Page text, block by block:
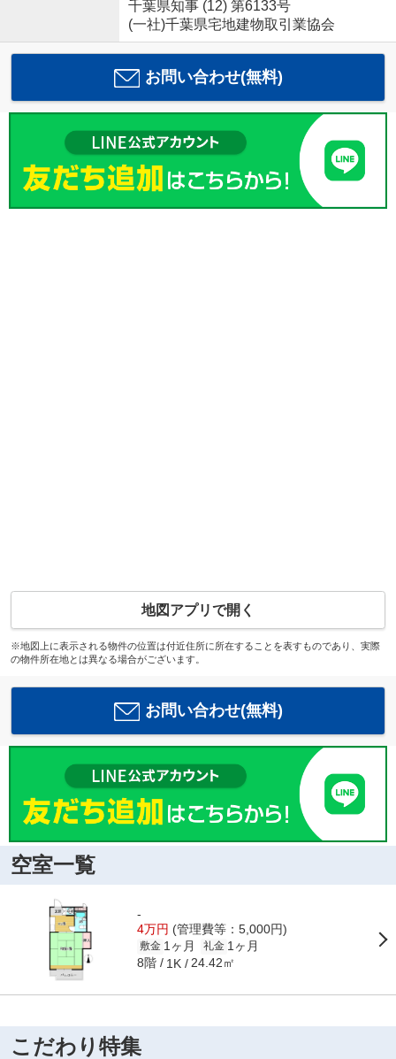
千葉県知事 (12) 第6133号
(一社)千葉県宅地建物取引業協会
お問い合わせ(無料)
地図アプリで開く
※地図上に表示される物件の位置は付近住所に所在することを表すものであり、実際
の物件所在地とは異なる場合がございます。
お問い合わせ(無料)
空室一覧
-
4万円 (管理費等：5,000円)
敷金 1ヶ月 礼金 1ヶ月
8階 1K 24.42㎡
こだわり特集